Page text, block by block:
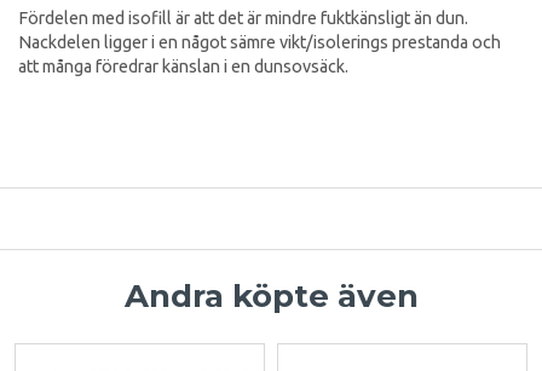
Fördelen med isofill är att det är mindre fuktkänsligt än dun.
Nackdelen ligger i en något sämre vikt/isolerings prestanda och
att många föredrar känslan i en dunsovsäck.
Andra köpte även